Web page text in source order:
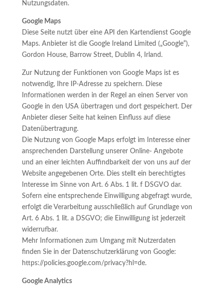
Nutzungsdaten.
Google Maps
Diese Seite nutzt über eine API den Kartendienst Google
Maps. Anbieter ist die Google Ireland Limited („Google“),
Gordon House, Barrow Street, Dublin 4, Irland.
Zur Nutzung der Funktionen von Google Maps ist es
notwendig, Ihre IP-Adresse zu speichern. Diese
Informationen werden in der Regel an einen Server von
Google in den USA übertragen und dort gespeichert. Der
Anbieter dieser Seite hat keinen Einfluss auf diese
Datenübertragung.
Die Nutzung von Google Maps erfolgt im Interesse einer
ansprechenden Darstellung unserer Online- Angebote
und an einer leichten Auffindbarkeit der von uns auf der
Website angegebenen Orte. Dies stellt ein berechtigtes
Interesse im Sinne von Art. 6 Abs. 1 lit. f DSGVO dar.
Sofern eine entsprechende Einwilligung abgefragt wurde,
erfolgt die Verarbeitung ausschließlich auf Grundlage von
Art. 6 Abs. 1 lit. a DSGVO; die Einwilligung ist jederzeit
widerrufbar.
Mehr Informationen zum Umgang mit Nutzerdaten
finden Sie in der Datenschutzerklärung von Google:
https://policies.google.com/privacy?hl=de.
Google Analytics